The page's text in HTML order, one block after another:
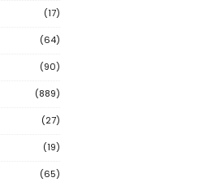
(17)
(64)
(90)
(889)
(27)
(19)
(65)